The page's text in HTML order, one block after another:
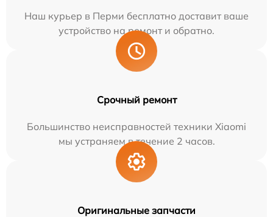
Наш курьер в Перми бесплатно доставит ваше
устройство на ремонт и обратно.
Срочный ремонт
Большинство неисправностей техники Xiaomi
мы устраняем в течение 2 часов.
Оригинальные запчасти